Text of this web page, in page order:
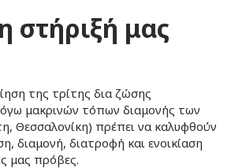
στήριξή μας
της τρίτης δια ζώσης
μακρινών τόπων διαμονής των
Θεσσαλονίκη) πρέπει να καλυφθούν
διαμονή, διατροφή και ενοικίαση
μας πρόβες.